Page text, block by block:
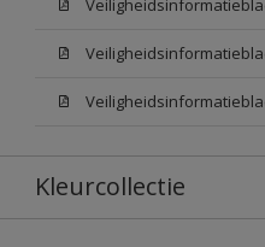
Kleurcollectie